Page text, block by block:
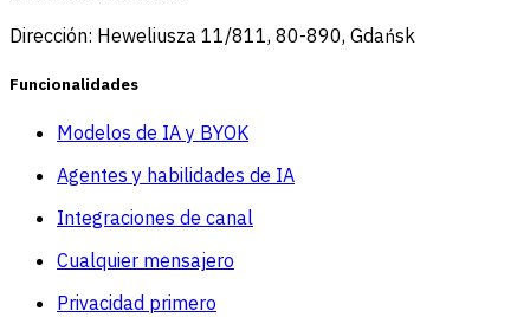
Dirección: Heweliusza 11/811, 80-890, Gdańsk
Funcionalidades
Modelos de IA y BYOK
Agentes y habilidades de IA
Integraciones de canal
Cualquier mensajero
Privacidad primero